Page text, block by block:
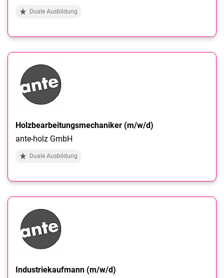
Duale Ausbildung
Holzbearbeitungsmechaniker (m/w/d)
ante-holz GmbH
Duale Ausbildung
Industriekaufmann (m/w/d)